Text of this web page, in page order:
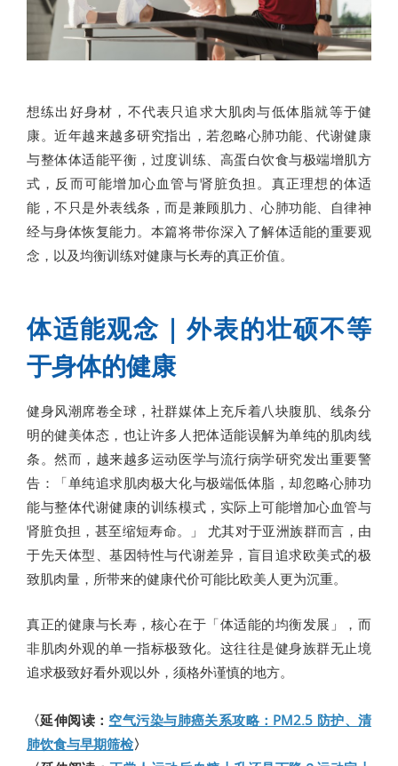
想练出好身材，不代表只追求大肌肉与低体脂就等于健
康。近年越来越多研究指出，若忽略心肺功能、代谢健康
与整体体适能平衡，过度训练、高蛋白饮食与极端增肌方
式，反而可能增加心血管与肾脏负担。真正理想的体适
能，不只是外表线条，而是兼顾肌力、心肺功能、自律神
经与身体恢复能力。本篇将带你深入了解体适能的重要观
念，以及均衡训练对健康与长寿的真正价值。
体适能观念｜外表的壮硕不等
于身体的健康
健身风潮席卷全球，社群媒体上充斥着八块腹肌、线条分
明的健美体态，也让许多人把体适能误解为单纯的肌肉线
条。然而，越来越多运动医学与流行病学研究发出重要警
告：「单纯追求肌肉极大化与极端低体脂，却忽略心肺功
能与整体代谢健康的训练模式，实际上可能增加心血管与
肾脏负担，甚至缩短寿命。」 尤其对于亚洲族群而言，由
于先天体型、基因特性与代谢差异，盲目追求欧美式的极
致肌肉量，所带来的健康代价可能比欧美人更为沉重。
真正的健康与长寿，核心在于「体适能的均衡发展」，而
非肌肉外观的单一指标极致化。这往往是健身族群无止境
追求极致好看外观以外，须格外谨慎的地方。
〈延伸阅读： 空气污染与肺癌关系攻略：PM2.5 防护、清
肺饮食与早期筛检〉